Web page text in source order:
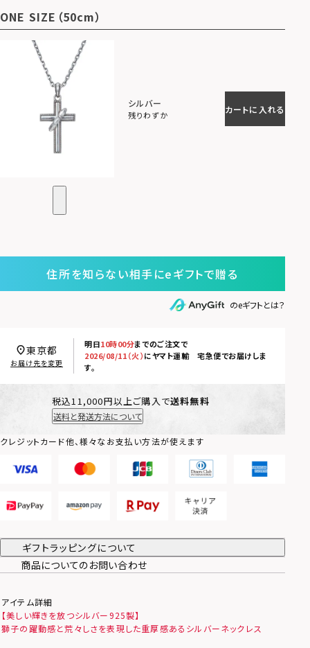
ONE SIZE（50cm）
シルバー
残りわずか
カートに入れる
住所を知らない相手にeギフトで贈る
のeギフトとは？
明日10時00分までのご注文で
2026/08/11（火）にヤマト運輸 宅急便でお届けしま
す。
東京都
お届け先を変更
税込11,000円以上ご購入で送料無料
送料と発送方法について
クレジットカード他、様々なお支払い方法が使えます
ギフトラッピングについて
商品についてのお問い合わせ
アイテム詳細
【美しい輝きを放つシルバー925製】
獅子の躍動感と荒々しさを表現した重厚感あるシルバーネックレス